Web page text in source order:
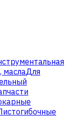
Для